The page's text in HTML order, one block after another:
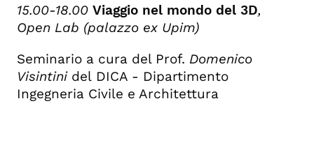
15.00-18.00 Viaggio nel mondo del 3D,
Open Lab (palazzo ex Upim)
Seminario a cura del Prof. Domenico
Visintinidel DICA - Dipartimento
Ingegneria Civile e Architettura